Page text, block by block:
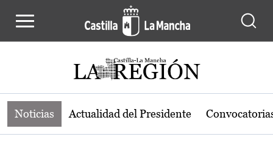
Noticias de la región de Castilla-La
Noticias Actualidad del Presidente